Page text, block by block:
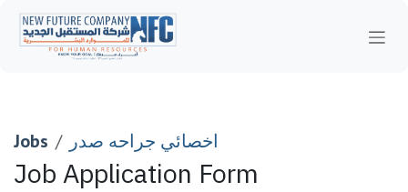
Skip to Content
Jobs اخصائي جراحه صدر
Job Application Form